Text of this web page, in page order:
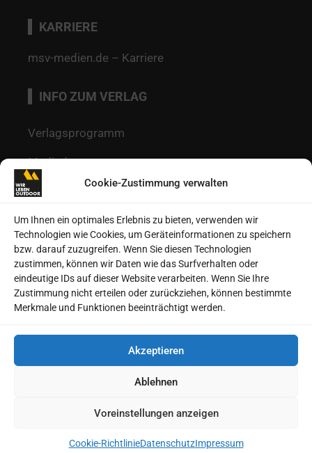
Cookie-Zustimmung verwalten
Um Ihnen ein optimales Erlebnis zu bieten, verwenden wir
Technologien wie Cookies, um Geräteinformationen zu speichern
bzw. darauf zuzugreifen. Wenn Sie diesen Technologien
zustimmen, können wir Daten wie das Surfverhalten oder
eindeutige IDs auf dieser Website verarbeiten. Wenn Sie Ihre
Zustimmung nicht erteilen oder zurückziehen, können bestimmte
Merkmale und Funktionen beeinträchtigt werden.
Akzeptieren
Ablehnen
Voreinstellungen anzeigen
Cookie-RichtlinieDatenschutzImpressum
KARRIERE
msv-medien.de – Karriere
INFO ZUM VERLAG
Verlagsprogramm
Mediadaten
Redaktion
Kontakt
Autoren
Datenschutz
Impressum
Heftarchive
Cookie-Richtlinie (EU)
© 2026 MSV Medien Baden-Baden GmbH